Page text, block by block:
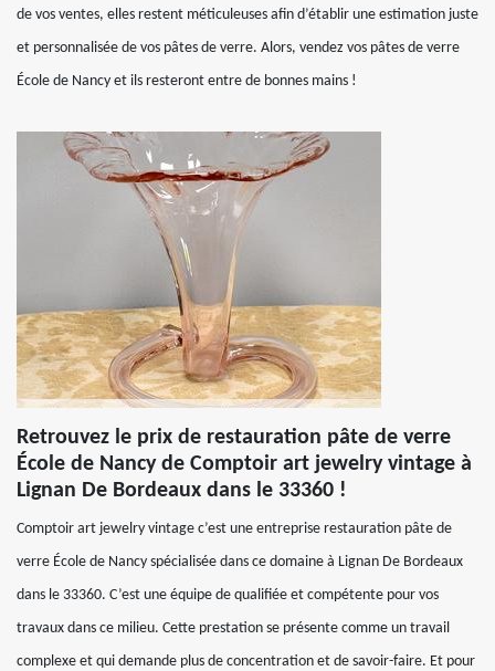
de vos ventes, elles restent méticuleuses afin d’établir une estimation juste
et personnalisée de vos pâtes de verre. Alors, vendez vos pâtes de verre
École de Nancy et ils resteront entre de bonnes mains !
Retrouvez le prix de restauration pâte de verre
École de Nancy de Comptoir art jewelry vintage à
Lignan De Bordeaux dans le 33360 !
Comptoir art jewelry vintage c’est une entreprise restauration pâte de
verre École de Nancy spécialisée dans ce domaine à Lignan De Bordeaux
dans le 33360. C’est une équipe de qualifiée et compétente pour vos
travaux dans ce milieu. Cette prestation se présente comme un travail
complexe et qui demande plus de concentration et de savoir-faire. Et pour